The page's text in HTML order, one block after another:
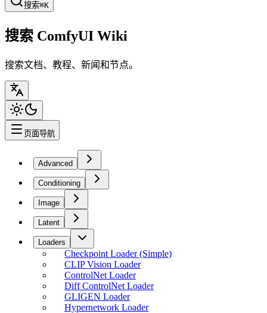
搜索⌘K
搜索 ComfyUI Wiki
搜索文档、教程、新闻和节点。
页面导航
Advanced
Conditioning
Image
Latent
Loaders
Checkpoint Loader (Simple)
CLIP Vision Loader
ControlNet Loader
Diff ControlNet Loader
GLIGEN Loader
Hypernetwork Loader